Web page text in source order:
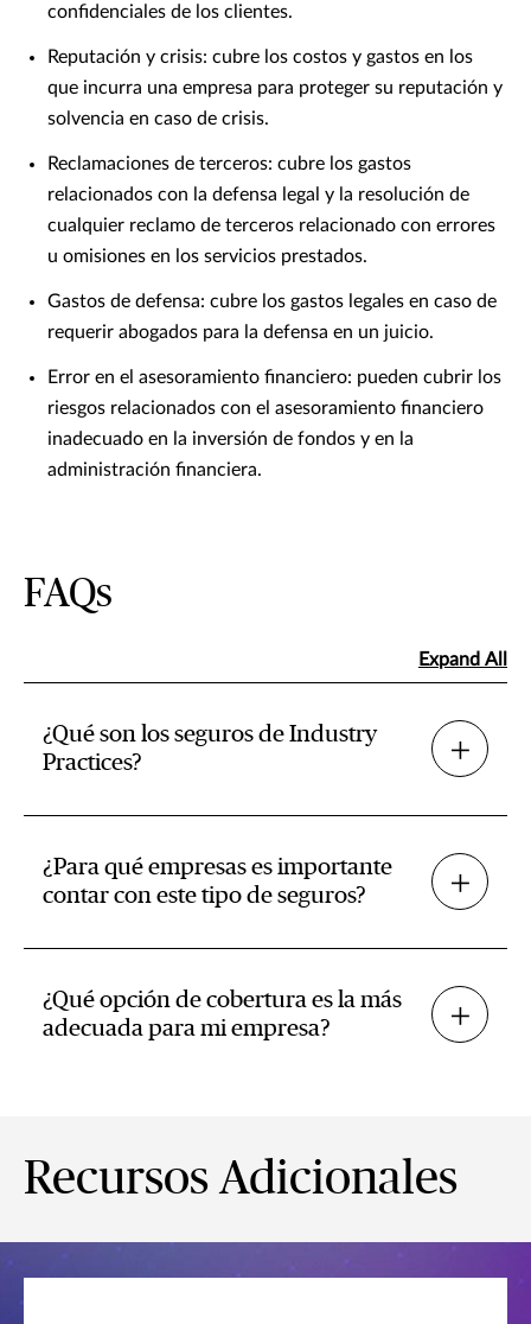
confidenciales de los clientes.
Reputación y crisis: cubre los costos y gastos en los
que incurra una empresa para proteger su reputación y
solvencia en caso de crisis.
Reclamaciones de terceros: cubre los gastos
relacionados con la defensa legal y la resolución de
cualquier reclamo de terceros relacionado con errores
u omisiones en los servicios prestados.
Gastos de defensa: cubre los gastos legales en caso de
requerir abogados para la defensa en un juicio.
Error en el asesoramiento financiero: pueden cubrir los
riesgos relacionados con el asesoramiento financiero
inadecuado en la inversión de fondos y en la
administración financiera.
FAQs
Expand All
¿Qué son los seguros de Industry
Practices?
¿Para qué empresas es importante
contar con este tipo de seguros?
¿Qué opción de cobertura es la más
adecuada para mi empresa?
Recursos Adicionales